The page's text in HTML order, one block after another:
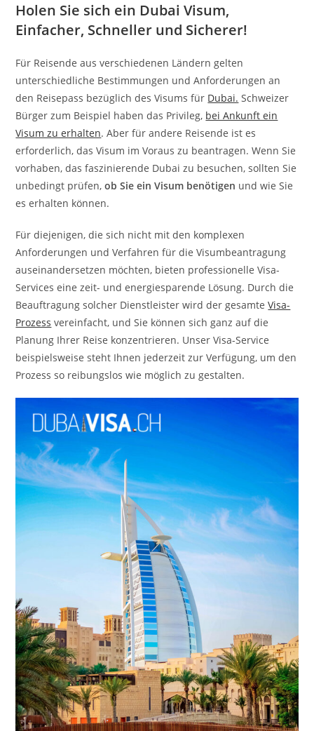
Holen Sie sich ein Dubai Visum,
Einfacher, Schneller und Sicherer!
Für Reisende aus verschiedenen Ländern gelten
unterschiedliche Bestimmungen und Anforderungen an
den Reisepass bezüglich des Visums für Dubai. Schweizer
Bürger zum Beispiel haben das Privileg, bei Ankunft ein
Visum zu erhalten. Aber für andere Reisende ist es
erforderlich, das Visum im Voraus zu beantragen. Wenn Sie
vorhaben, das faszinierende Dubai zu besuchen, sollten Sie
unbedingt prüfen,ob Sie ein Visum benötigen und wie Sie
es erhalten können.
Für diejenigen, die sich nicht mit den komplexen
Anforderungen und Verfahren für die Visumbeantragung
auseinandersetzen möchten, bieten professionelle Visa-
Services eine zeit- und energiesparende Lösung. Durch die
Beauftragung solcher Dienstleister wird der gesamteVisa-
Prozess vereinfacht, und Sie können sich ganz auf die
Planung Ihrer Reise konzentrieren. Unser Visa-Service
beispielsweise steht Ihnen jederzeit zur Verfügung, um den
Prozess so reibungslos wie möglich zu gestalten.